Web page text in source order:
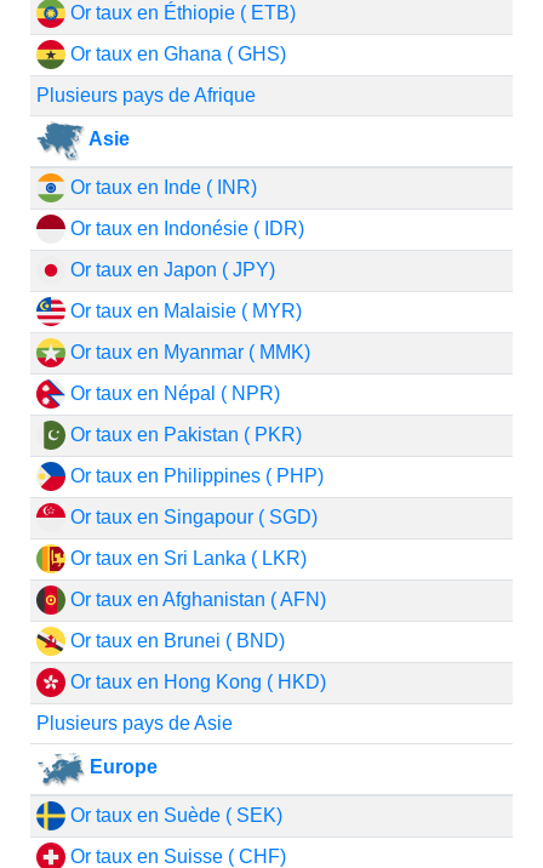
Or taux en Éthiopie ( ETB)
Or taux en Ghana ( GHS)
Plusieurs pays de Afrique
Asie
Or taux en Inde ( INR)
Or taux en Indonésie ( IDR)
Or taux en Japon ( JPY)
Or taux en Malaisie ( MYR)
Or taux en Myanmar ( MMK)
Or taux en Népal ( NPR)
Or taux en Pakistan ( PKR)
Or taux en Philippines ( PHP)
Or taux en Singapour ( SGD)
Or taux en Sri Lanka ( LKR)
Or taux en Afghanistan ( AFN)
Or taux en Brunei ( BND)
Or taux en Hong Kong ( HKD)
Plusieurs pays de Asie
Europe
Or taux en Suède ( SEK)
Or taux en Suisse ( CHF)